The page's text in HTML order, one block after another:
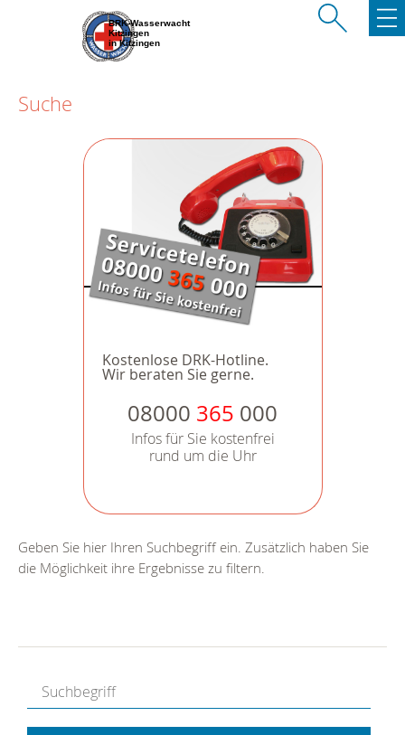
BRK-Wasserwacht
Kitzingen
in Kitzingen
Suche
Kostenlose DRK-Hotline.
Wir beraten Sie gerne.
08000 365 000
Infos für Sie kostenfrei
rund um die Uhr
Geben Sie hier Ihren Suchbegriff ein. Zusätzlich haben Sie
die Möglichkeit ihre Ergebnisse zu filtern.